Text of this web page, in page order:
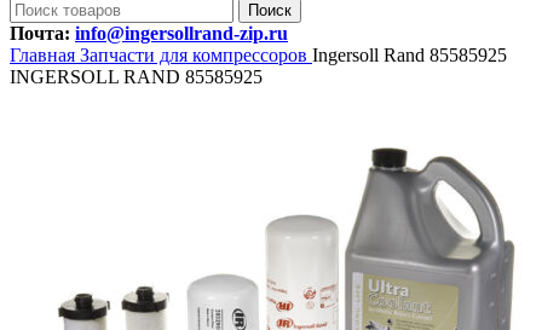
Поиск
Почта: info@ingersollrand-zip.ru
Главная Запчасти для компрессоров Ingersoll Rand 85585925
INGERSOLL RAND 85585925